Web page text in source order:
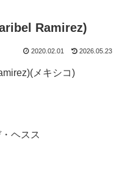
Ramirez)
2020.02.01 2026.05.23
メキシコ)
ヘスス